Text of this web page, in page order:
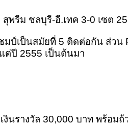
พรีม ชลบุรี-อี.เทค 3-0 เซต
มป์เป็นสมัยที่ 5 ติดต่อกัน ส่วน
ต่ปี 2555 เป็นต้นมา
งินรางวัล 30,000 บาท พร้อม